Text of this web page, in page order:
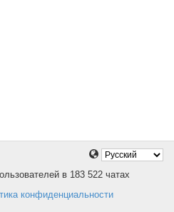
в 183 522 чатах
конфиденциальности